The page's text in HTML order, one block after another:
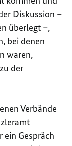
Diskussion –
überlegt –,
bei denen
waren,
der
Verbände
ein Gespräch